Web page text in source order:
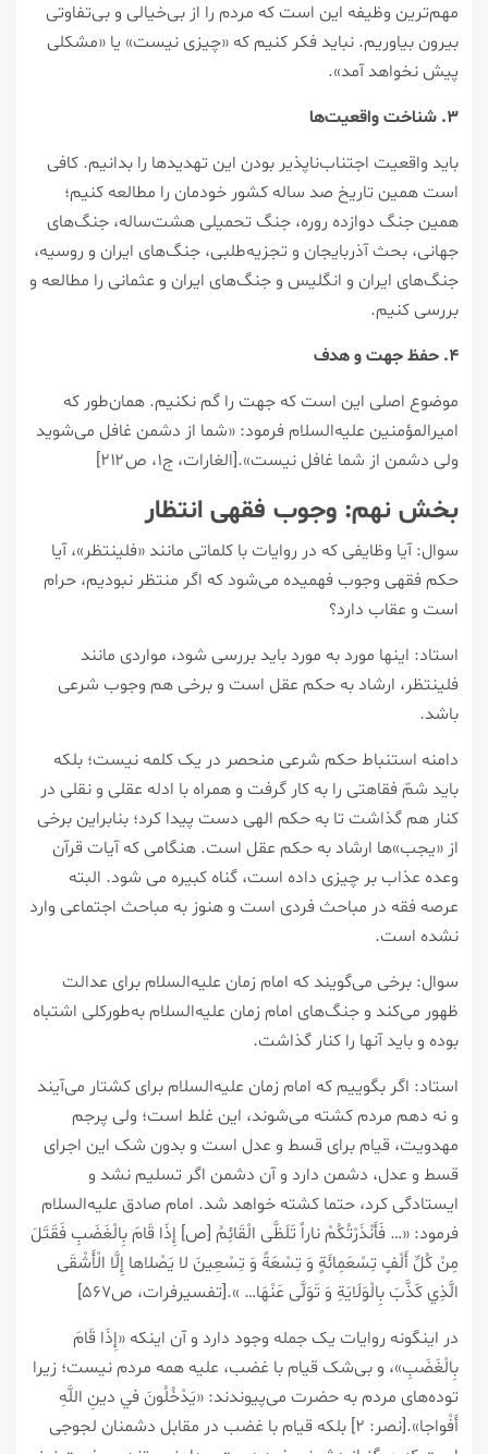
مهم‌ترین وظیفه این است که مردم را از بی‌خیالی و بی‌تفاوتی
بیرون بیاوریم. نباید فکر کنیم که «چیزی نیست» یا «مشکلی
پیش نخواهد آمد».
۳. شناخت واقعیت‌ها
باید واقعیت اجتناب‌ناپذیر بودن این تهدیدها را بدانیم. کافی
است همین تاریخ صد ساله کشور خودمان را مطالعه کنیم؛
همین جنگ دوازده روره، جنگ تحمیلی هشت‌ساله، جنگ‌های
جهانی، بحث آذربایجان و تجزیه‌طلبی، جنگ‌های ایران و روسیه،
جنگ‌های ایران و انگلیس و جنگ‌های ایران و عثمانی را مطالعه و
بررسی کنیم.
۴. حفظ جهت و هدف
موضوع اصلی این است که جهت را گم نکنیم. همان‌طور که
امیرالمؤمنین علیه‌السلام فرمود: «شما از دشمن غافل می‌شوید
ولی دشمن از شما غافل نیست».[الغارات، ج۱، ص۲۱۲]
بخش نهم: وجوب فقهی انتظار
سوال: آیا وظایفی که در روایات با کلماتی مانند «فلینتظر»، آیا
حکم فقهی وجوب فهمیده می‌شود که اگر منتظر نبودیم، حرام
است و عقاب دارد؟
استاد: اینها مورد به مورد باید بررسی شود، مواردی مانند
فلینتظر، ارشاد به حکم عقل است و برخی هم وجوب شرعی
باشد.
دامنه استنباط حکم شرعی منحصر در یک کلمه نیست؛ بلکه
باید شمّ فقاهتی را به کار گرفت و همراه با ادله عقلی و نقلی در
کنار هم گذاشت تا به حکم الهی دست پیدا کرد؛ بنابراین برخی
از «یجب»ها ارشاد به حکم عقل است. هنگامی که آیات قرآن
وعده عذاب بر چیزی داده است، گناه کبیره می شود. البته
عرصه فقه در مباحث فردی است و هنوز به مباحث اجتماعی وارد
نشده است.
سوال: برخی می‌گویند که امام زمان علیه‌السلام برای عدالت
ظهور می‌کند و جنگ‌های امام زمان علیه‌السلام به‌طورکلی اشتباه
بوده و باید آنها را کنار گذاشت.
استاد: اگر بگوییم که امام زمان علیه‌السلام برای کشتار می‌آیند
و نه دهم مردم کشته می‌شوند، این غلط است؛ ولی پرجم
مهدویت، قیام برای قسط و عدل است و بدون شک این اجرای
قسط و عدل، دشمن دارد و آن دشمن اگر تسلیم نشد و
ایستادگی کرد، حتما کشته خواهد شد. امام صادق علیه‌السلام
فرمود: «… فَأَنْذَرْتُكُمْ ناراً تَلَظَّى‏ الْقَائِمُ [ص‏] إِذَا قَامَ‏ بِالْغَضَبِ‏ فَقَتَلَ
مِنْ كُلِّ أَلْفٍ تِسْعَمِائَةٍ وَ تِسْعَةً وَ تِسْعِينَ‏ لا يَصْلاها إِلَّا الْأَشْقَى
الَّذِي كَذَّبَ‏ بِالْوَلَايَةِ وَ تَوَلَّى‏ عَنْهَا… ».[تفسیرفرات، ص۵۶۷]
در اینگونه روایات یک جمله وجود دارد و آن اینکه «إِذَا قَامَ‏
بِالْغَضَبِ‏»، و بی‌شک قیام با غضب، علیه همه مردم نیست؛ زیرا
توده‌های مردم به حضرت می‌پیوندند: «يَدْخُلُونَ في‏ دينِ اللَّهِ
أَفْواجا».[نصر: ۲] بلکه قیام با غضب در مقابل دشمنان لجوجی